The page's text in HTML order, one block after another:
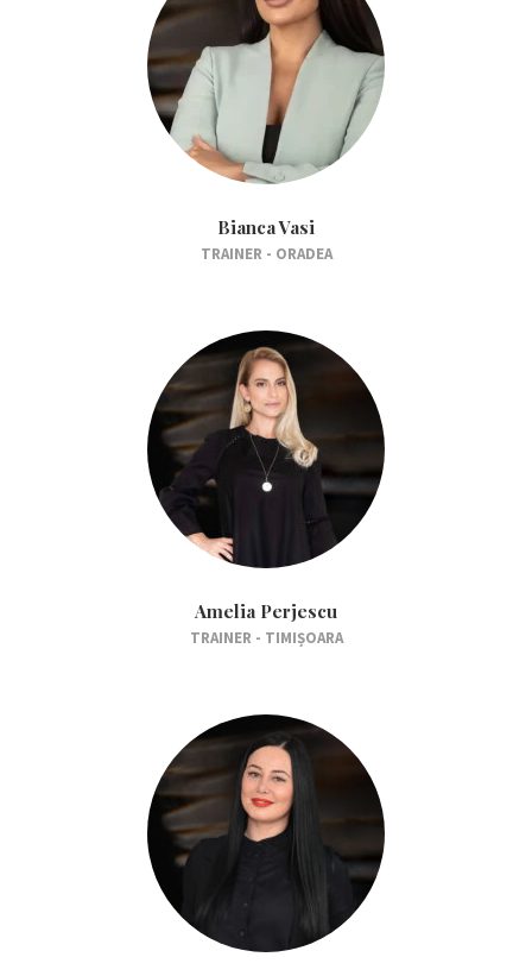
Bianca Vasi
TRAINER - ORADEA
Amelia Perjescu
TRAINER - TIMIȘOARA